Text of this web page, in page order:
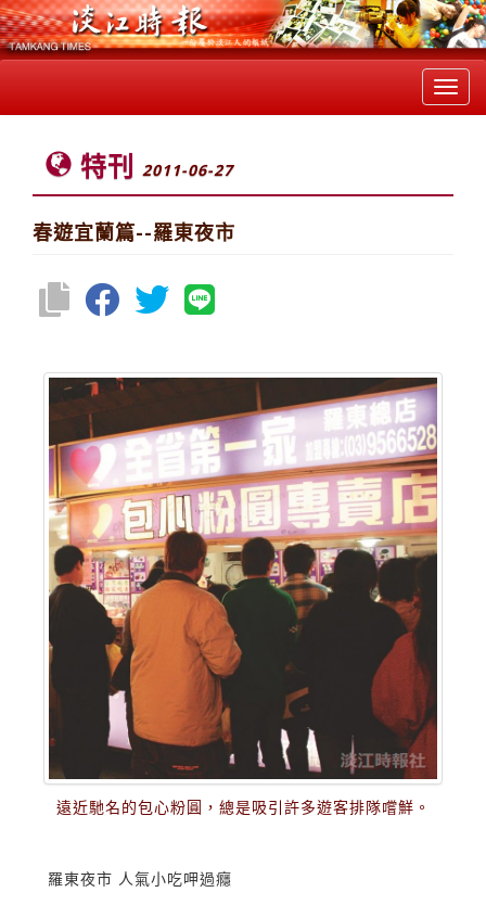
特刊 2011-06-27
春遊宜蘭篇--羅東夜市
遠近馳名的包心粉圓，總是吸引許多遊客排隊嚐鮮。
羅東夜市 人氣小吃呷過癮